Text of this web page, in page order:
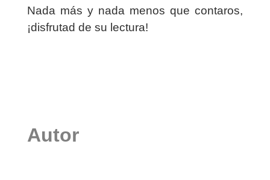
Nada más y nada menos que contaros,
¡disfrutad de su lectura!
Autor